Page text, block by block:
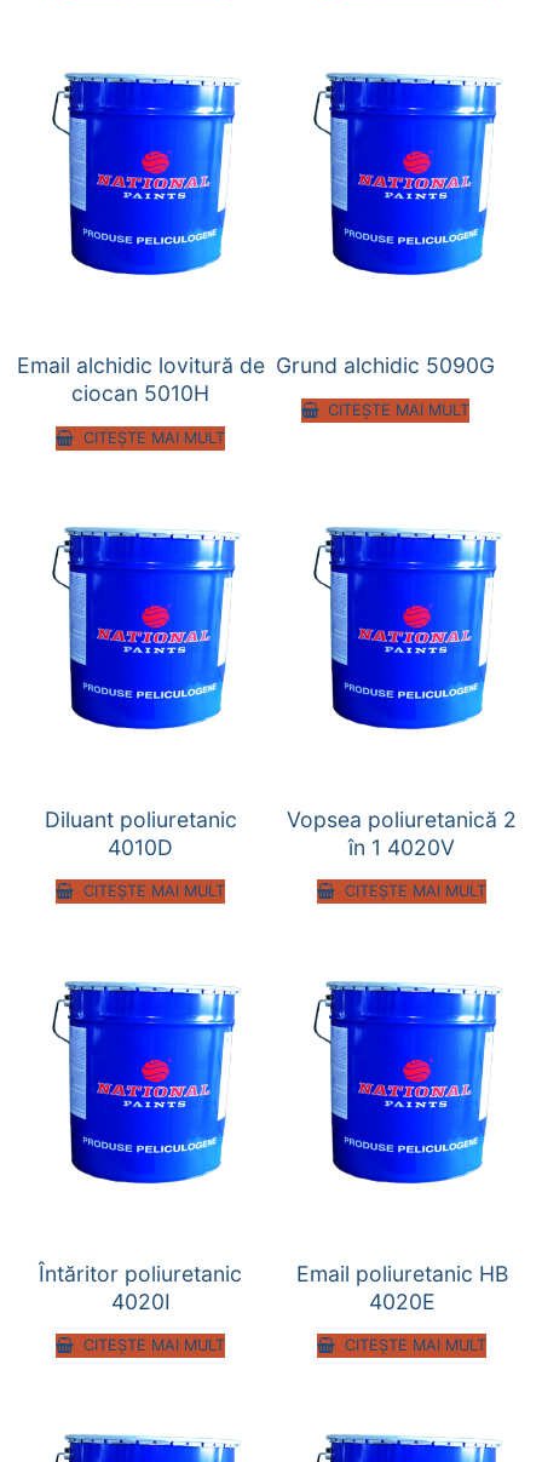
Email alchidic lovitură de
ciocan 5010H
CITEȘTE MAI MULT
Grund alchidic 5090G
CITEȘTE MAI MULT
Diluant poliuretanic
4010D
CITEȘTE MAI MULT
Vopsea poliuretanică 2
în 1 4020V
CITEȘTE MAI MULT
Întăritor poliuretanic
4020I
CITEȘTE MAI MULT
Email poliuretanic HB
4020E
CITEȘTE MAI MULT